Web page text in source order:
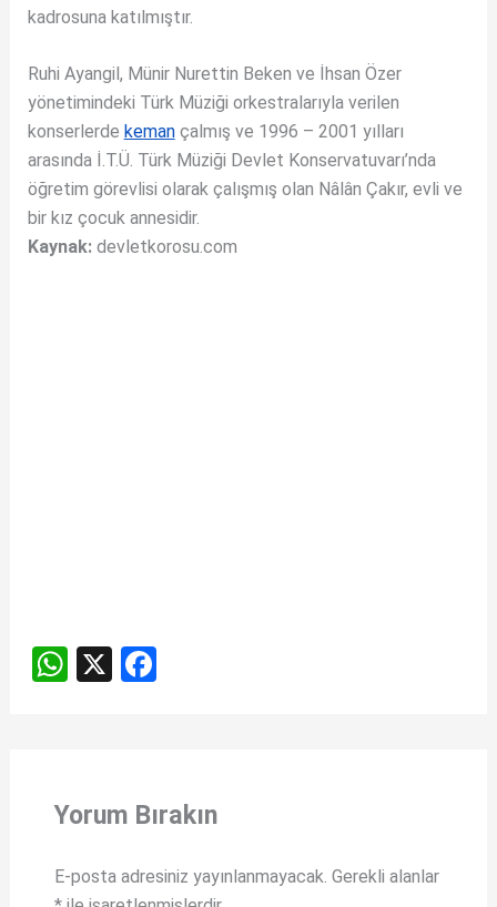
kadrosuna katılmıştır.
Ruhi Ayangil, Münir Nurettin Beken ve İhsan Özer
yönetimindeki Türk Müziği orkestralarıyla verilen
konserlerde kemançalmış ve 1996 – 2001 yılları
arasında İ.T.Ü. Türk Müziği Devlet Konservatuvarı’nda
öğretim görevlisi olarak çalışmış olan Nâlân Çakır, evli ve
bir kız çocuk annesidir.
Kaynak: devletkorosu.com
W
A
p
X F
o
k
Yorum Bırakın
E-posta adresiniz yayınlanmayacak. Gerekli alanlar